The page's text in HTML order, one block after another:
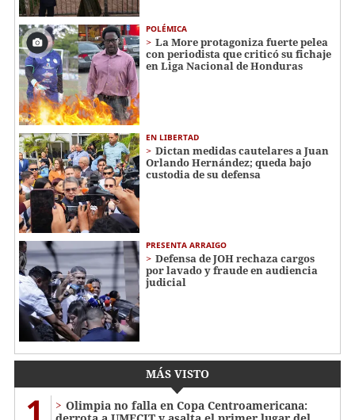
POLÉMICA
La More protagoniza fuerte pelea
con periodista que criticó su fichaje
en Liga Nacional de Honduras
EN LIBERTAD
Dictan medidas cautelares a Juan
Orlando Hernández; queda bajo
custodia de su defensa
PRESENTA ARRAIGO
Defensa de JOH rechaza cargos
por lavado y fraude en audiencia
judicial
MÁS VISTO
1
Olimpia no falla en Copa Centroamericana: